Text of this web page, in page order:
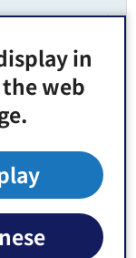
in
web
みなさまのご
？